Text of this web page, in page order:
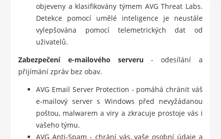
objeveny a klasifikovány týmem AVG Threat Labs.
Detekce pomocí umělé inteligence je neustále
vylepšována pomocí telemetrických dat od
uživatelů.
Zabezpečení e-mailového serveru - odesílání a
přijímání zpráv bez obav.
AVG Email Server Protection - pomáhá chránit váš
e-mailový server s Windows před nevyžádanou
poštou, malwarem a viry a zkracuje prostoje vás i
vašeho týmu.
AVG Anti-Spam - chrání vás, vaše osobní údaje a